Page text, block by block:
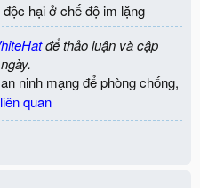
hại ở chế độ im lặng
để thảo luận và cập
ninh mạng để phòng chống,
quan